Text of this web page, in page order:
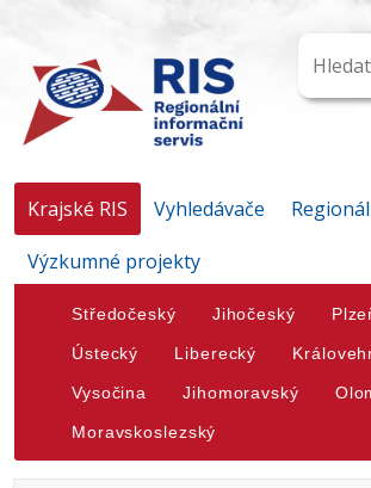
Krajské RIS Vyhledávače
Výzkumné projekty
Středočeský Jihočeský
Ústecký Liberecký
Vysočina Jihomoravský
Moravskoslezský